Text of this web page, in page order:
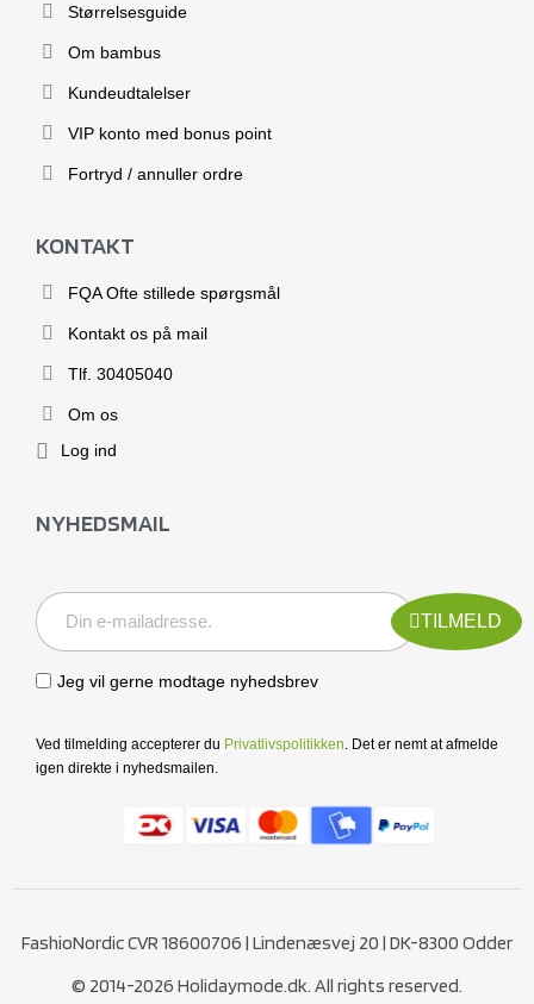
Størrelsesguide
Om bambus
Kundeudtalelser
VIP konto med bonus point
Fortryd / annuller ordre
KONTAKT
FQA Ofte stillede spørgsmål
Kontakt os på mail
Tlf. 30405040
Om os
Log ind
NYHEDSMAIL
TILMELD
Jeg vil gerne modtage nyhedsbrev
Ved tilmelding accepterer du Privatlivspolitikken . Det er nemt at afmelde
igen direkte i nyhedsmailen.
FashioNordic CVR 18600706 | Lindenæsvej 20 | DK-8300 Odder
© 2014-2026 Holidaymode.dk. All rights reserved.